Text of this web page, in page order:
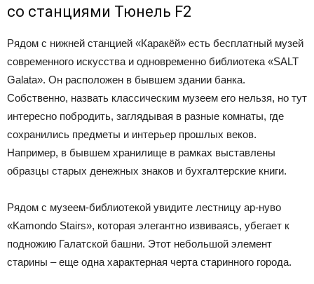
со станциями Тюнель F2
Рядом с нижней станцией «Каракёй» есть бесплатный музей
современного искусства и одновременно библиотека «SALT
Galata». Он расположен в бывшем здании банка.
Собственно, назвать классическим музеем его нельзя, но тут
интересно побродить, заглядывая в разные комнаты, где
сохранились предметы и интерьер прошлых веков.
Например, в бывшем хранилище в рамках выставлены
образцы старых денежных знаков и бухгалтерские книги.
Рядом с музеем-библиотекой увидите лестницу ар-нуво
«Kamondo Stairs», которая элегантно извиваясь, убегает к
подножию Галатской башни. Этот небольшой элемент
старины – еще одна характерная черта старинного города.